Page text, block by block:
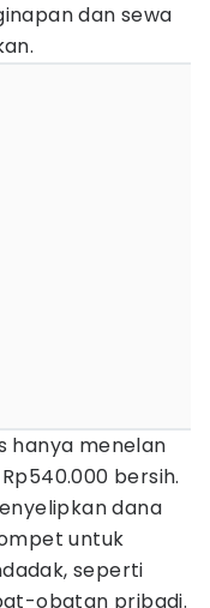
dan sewa
hanya menelan
bersih.
dana
untuk
seperti
obatan pribadi.